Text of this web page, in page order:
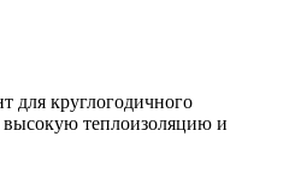
для круглогодичного
теплоизоляцию и